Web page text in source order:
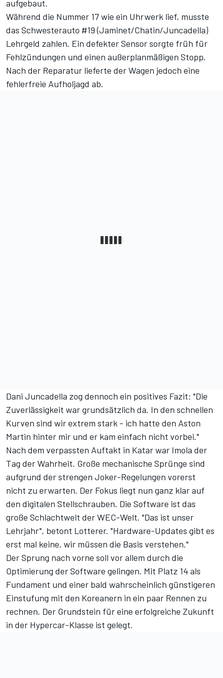
aufgebaut.
Während die Nummer 17 wie ein Uhrwerk lief, musste
das Schwesterauto #19 (Jaminet/Chatin/Juncadella)
Lehrgeld zahlen. Ein defekter Sensor sorgte früh für
Fehlzündungen und einen außerplanmäßigen Stopp.
Nach der Reparatur lieferte der Wagen jedoch eine
fehlerfreie Aufholjagd ab.
Dani Juncadella zog dennoch ein positives Fazit: "Die
Zuverlässigkeit war grundsätzlich da. In den schnellen
Kurven sind wir extrem stark - ich hatte den Aston
Martin hinter mir und er kam einfach nicht vorbei."
Nach dem verpassten Auftakt in Katar war Imola der
Tag der Wahrheit. Große mechanische Sprünge sind
aufgrund der strengen Joker-Regelungen vorerst
nicht zu erwarten. Der Fokus liegt nun ganz klar auf
den digitalen Stellschrauben. Die Software ist das
große Schlachtwelt der WEC-Welt. "Das ist unser
Lehrjahr", betont Lotterer. "Hardware-Updates gibt es
erst mal keine, wir müssen die Basis verstehen."
Der Sprung nach vorne soll vor allem durch die
Optimierung der Software gelingen. Mit Platz 14 als
Fundament und einer bald wahrscheinlich günstigeren
Einstufung mit den Koreanern in ein paar Rennen zu
rechnen. Der Grundstein für eine erfolgreiche Zukunft
in der Hypercar-Klasse ist gelegt.